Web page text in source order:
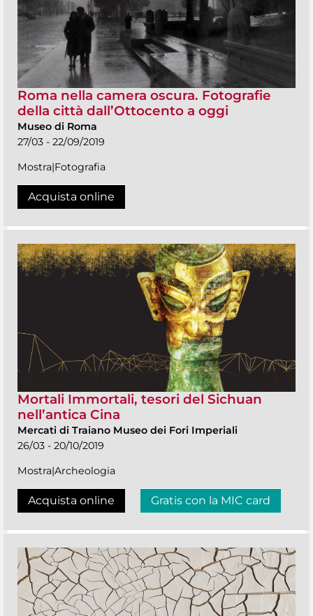
Roma nella camera oscura. Fotografie
della città dall’Ottocento a oggi
Museo di Roma
27/03 - 22/09/2019
Mostra|Fotografia
Acquista online
Mortali Immortali, tesori del Sichuan
nell’antica Cina
Mercati di Traiano Museo dei Fori Imperiali
26/03 - 20/10/2019
Mostra|Archeologia
Acquista online Gratis con la MIC card